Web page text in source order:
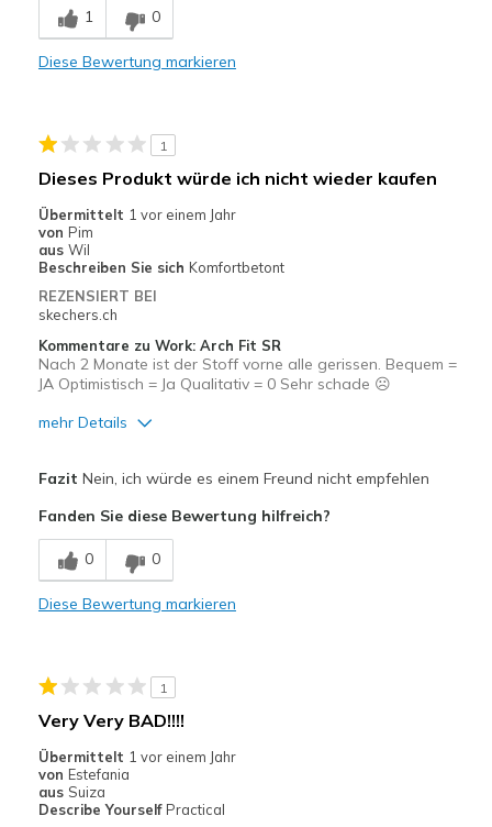
Going Out
Travel
Sizing
Feels half size too big
View On Shoes
1 0
Diese Bewertung markieren
1
Dieses Produkt würde ich nicht wieder kaufen
Übermittelt 1 vor einem Jahr
von Pim
aus Wil
Beschreiben Sie sich Komfortbetont
REZENSIERT BEI
skechers.ch
Kommentare zu Work: Arch Fit SR
Nach 2 Monate ist der Stoff vorne alle gerissen. Bequem =
JA Optimistisch = Ja Qualitativ = 0 Sehr schade ☹️
mehr Details
Leicht
Nachteile
Nutzen schnell ab
Breite
Größe
Passt genau
Fazit Nein, ich würde es einem Freund nicht empfehlen
Fanden Sie diese Bewertung hilfreich?
0 0
Diese Bewertung markieren
1
Very Very BAD!!!!
Übermittelt 1 vor einem Jahr
von Estefania
aus Suiza
Describe Yourself Practical